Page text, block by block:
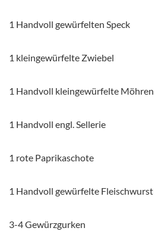
1 Handvoll gewürfelten Speck
1 kleingewürfelte Zwiebel
1 Handvoll kleingewürfelte Möhren
1 Handvoll engl. Sellerie
1 rote Paprikaschote
1 Handvoll gewürfelte Fleischwurst
3-4 Gewürzgurken